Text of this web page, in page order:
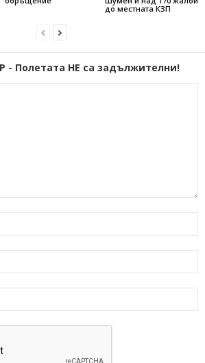
до местната КЗП
Полетата НЕ са задължителни!